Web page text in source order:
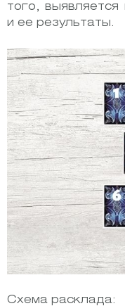
того,
и ее результаты.
Схема расклада: